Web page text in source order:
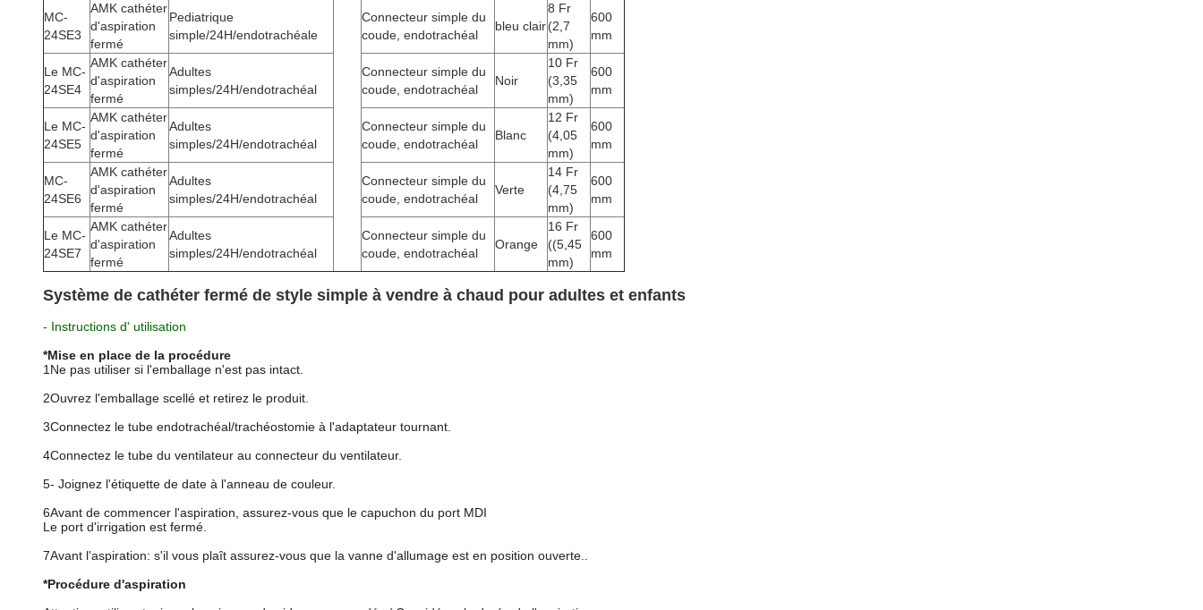
MC-
24SE3
AMK cathéter
d'aspiration
fermé
Pediatrique
simple/24H/endotrachéale
Connecteur simple du
coude, endotrachéal
bleu clair
8 Fr
(2,7
mm)
600
mm
Le MC-
24SE4
AMK cathéter
d'aspiration
fermé
Adultes
simples/24H/endotrachéal
Connecteur simple du
coude, endotrachéal
Noir
10 Fr
(3,35
mm)
600
mm
Le MC-
24SE5
AMK cathéter
d'aspiration
fermé
Adultes
simples/24H/endotrachéal
Connecteur simple du
coude, endotrachéal
Blanc
12 Fr
(4,05
mm)
600
mm
MC-
24SE6
AMK cathéter
d'aspiration
fermé
Adultes
simples/24H/endotrachéal
Connecteur simple du
coude, endotrachéal
Verte
14 Fr
(4,75
mm)
600
mm
Le MC-
24SE7
AMK cathéter
d'aspiration
fermé
Adultes
simples/24H/endotrachéal
Connecteur simple du
coude, endotrachéal
Orange
16 Fr
((5,45
mm)
600
mm
Système de cathéter fermé de style simple à vendre à chaud pour adultes et enfants
- Instructions d' utilisation
*Mise en place de la procédure
1Ne pas utiliser si l'emballage n'est pas intact.
2Ouvrez l'emballage scellé et retirez le produit.
3Connectez le tube endotrachéal/trachéostomie à l'adaptateur tournant.
4Connectez le tube du ventilateur au connecteur du ventilateur.
5- Joignez l'étiquette de date à l'anneau de couleur.
6Avant de commencer l'aspiration, assurez-vous que le capuchon du port MDI
Le port d'irrigation est fermé.
7Avant l'aspiration: s'il vous plaît assurez-vous que la vanne d'allumage est en position ouverte..
*Procédure d'aspiration